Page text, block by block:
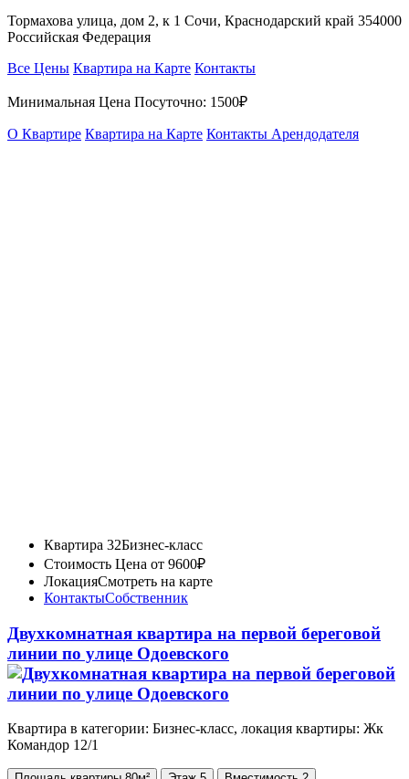
Тормахова улица, дом 2, к 1 Сочи, Краснодарский край 354000
Российская Федерация
Все Цены Квартира на Карте Контакты
Минимальная Цена Посуточно: 1500₽
О Квартире Квартира на Карте Контакты Арендодателя
Квартира 32Бизнес-класс
Стоимость Цена от 9600₽
ЛокацияСмотреть на карте
КонтактыСобственник
Двухкомнатная квартира на первой береговой
линии по улице Одоевского
Квартира в категории: Бизнес-класс, локация квартиры: Жк
Командор 12/1